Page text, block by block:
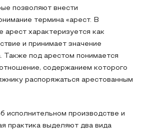
позволяют внести
термина «арест. В
арест характеризуется как
и принимает значение
Также под арестом понимается
содержанием которого
распоряжаться арестованным
исполнительном производстве и
практика выделяют два вида